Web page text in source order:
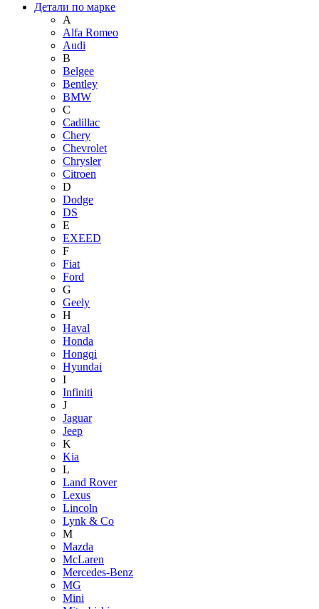
Детали по марке
A
Alfa Romeo
Audi
B
Belgee
Bentley
BMW
C
Cadillac
Chery
Chevrolet
Chrysler
Citroen
D
Dodge
DS
E
EXEED
F
Fiat
Ford
G
Geely
H
Haval
Honda
Hongqi
Hyundai
I
Infiniti
J
Jaguar
Jeep
K
Kia
L
Land Rover
Lexus
Lincoln
Lynk & Co
M
Mazda
McLaren
Mercedes-Benz
MG
Mini